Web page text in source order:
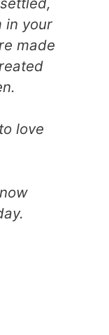
in your
made
love